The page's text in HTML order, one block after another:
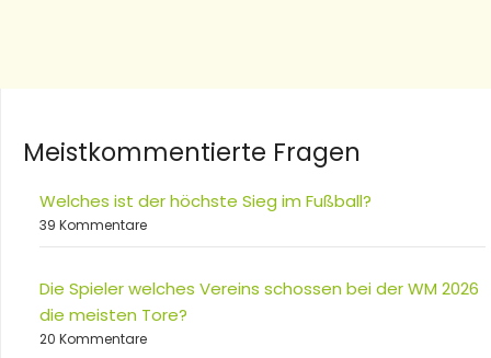
Meistkommentierte Fragen
Welches ist der höchste Sieg im Fußball?
39 Kommentare
Die Spieler welches Vereins schossen bei der WM 2026
die meisten Tore?
20 Kommentare